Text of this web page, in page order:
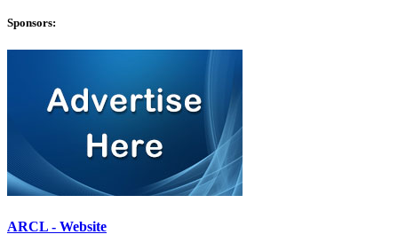
Sponsors:
ARCL - Website